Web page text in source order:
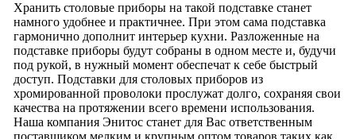
Хранить столовые приборы на такой подставке станет
намного удобнее и практичнее. При этом сама подставка
гармонично дополнит интерьер кухни. Разложенные на
подставке приборы будут собраны в одном месте и, будучи
под рукой, в нужный момент обеспечат к себе быстрый
доступ. Подставки для столовых приборов из
хромированной проволоки прослужат долго, сохраняя свои
качества на протяжении всего времени использования.
Наша компания Энитос станет для Вас ответственным